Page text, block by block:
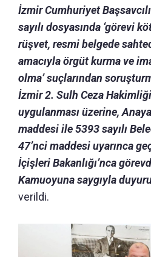
İzmir Cumhuriyet
sayılı dosyasında ‘görevi
rüşvet, resmi belgede
amacıyla örgüt kurma ve
olma’ suçlarından
İzmir 2. Sulh Ceza
uygulanması üzerine,
maddesi ile 5393 sayılı
47’nci maddesi uyarınca
İçişleri Bakanlığı’nca
Kamuoyuna saygıyla
verildi.